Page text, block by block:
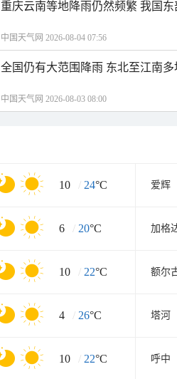
重庆云南等地降雨仍然频繁 我国
中国天气网 2026-08-04 07:56
全国仍有大范围降雨 东北至江南
中国天气网 2026-08-03 08:00
10 / 24°C 爱辉
6 / 20°C 加格
10 / 22°C 额尔
4 / 26°C 塔河
10 / 22°C 呼中